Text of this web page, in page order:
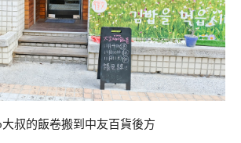
大叔的飯卷搬到中友百貨後方